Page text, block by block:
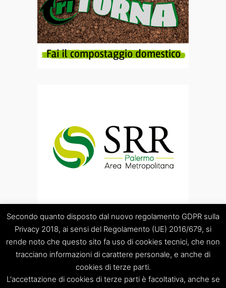
“Società Regolamentazione del servizio di gestione Rifiuti
“Palermo Area Metropolitana” S.C.p.A.
Secondo quanto disposto dal nuovo regolamento GDPR sulla
Privacy 2018, ai sensi del Regolamento (UE) 2016/679, si
rende noto che questo sito fa uso di cookies tecnici, che non
tracciano informazioni di carattere personale, e anche di
cookies di terze parti.
L'accettazione di cookies di terze parti è facoltativa, anche se